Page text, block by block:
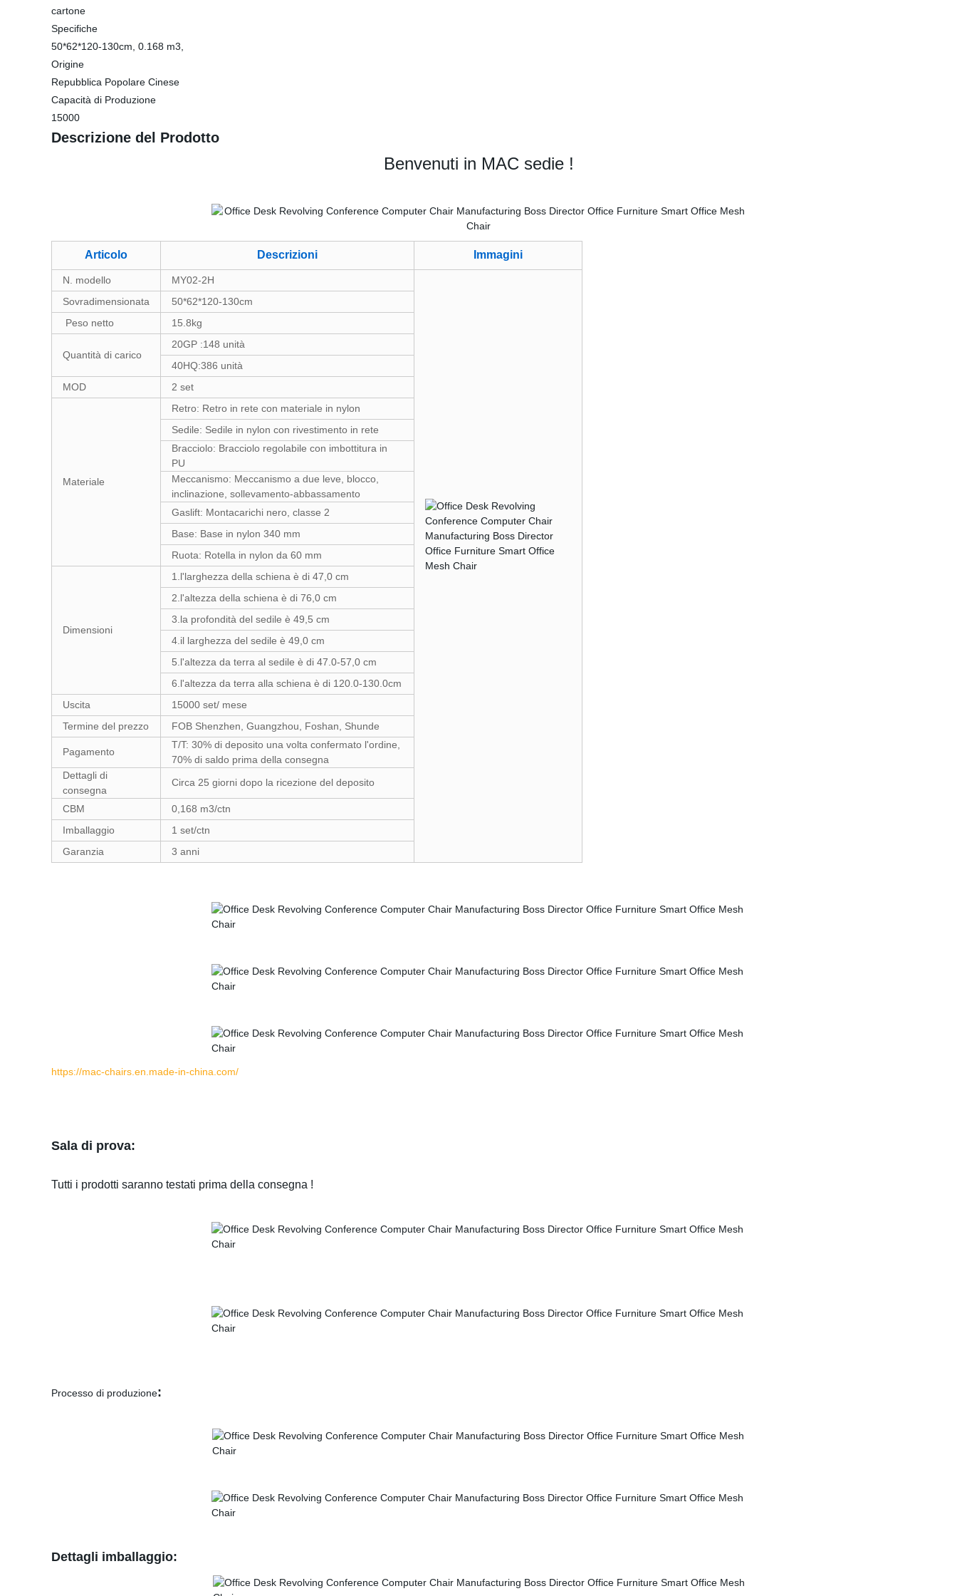
cartone
Specifiche
50*62*120-130cm, 0.168 m3,
Origine
Repubblica Popolare Cinese
Capacità di Produzione
15000
Descrizione del Prodotto
Benvenuti in MAC sedie !
Articolo Descrizioni Immagini
N. modello
MY02-2H
Sovradimensionata
50*62*120-130cm
Peso netto
15.8kg
Quantità di carico
20GP :148 unità
40HQ:386 unità
MOD
2 set
Materiale
Retro: Retro in rete con materiale in nylon
Sedile: Sedile in nylon con rivestimento in rete
Bracciolo: Bracciolo regolabile con imbottitura in
PU
Meccanismo: Meccanismo a due leve, blocco,
inclinazione, sollevamento-abbassamento
Gaslift: Montacarichi nero, classe 2
Base: Base in nylon 340 mm
Ruota: Rotella in nylon da 60 mm
Dimensioni
1.l'larghezza della schiena è di 47,0 cm
2.l'altezza della schiena è di 76,0 cm
3.la profondità del sedile è 49,5 cm
4.il larghezza del sedile è 49,0 cm
5.l'altezza da terra al sedile è di 47.0-57,0 cm
6.l'altezza da terra alla schiena è di 120.0-130.0cm
Uscita
15000 set/ mese
Termine del prezzo
FOB Shenzhen, Guangzhou, Foshan, Shunde
Pagamento
T/T: 30% di deposito una volta confermato l'ordine,
70% di saldo prima della consegna
Dettagli di
consegna
Circa 25 giorni dopo la ricezione del deposito
CBM
0,168 m3/ctn
Imballaggio
1 set/ctn
Garanzia
3 anni
https://mac-chairs.en.made-in-china.com/
Sala di prova:
Tutti i prodotti saranno testati prima della consegna !
Processo di produzione:
Dettagli imballaggio: